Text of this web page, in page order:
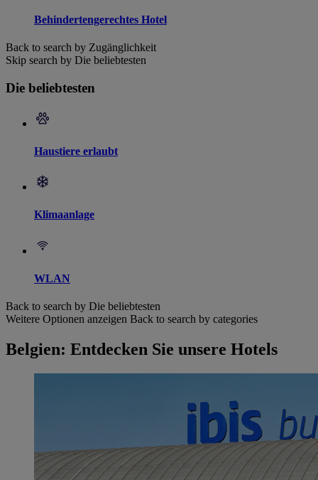
Behindertengerechtes Hotel
Back to search by Zugänglichkeit
Skip search by Die beliebtesten
Die beliebtesten
Haustiere erlaubt
Klimaanlage
WLAN
Back to search by Die beliebtesten
Weitere Optionen anzeigen Back to search by categories
Belgien: Entdecken Sie unsere Hotels